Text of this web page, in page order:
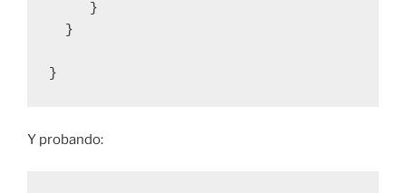
     }
  }
}
Y probando: